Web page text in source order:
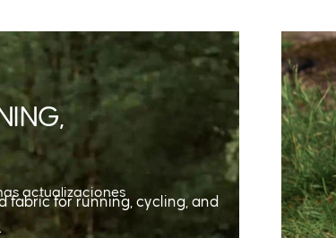
actualizaciones
fabric for running, cycling, and